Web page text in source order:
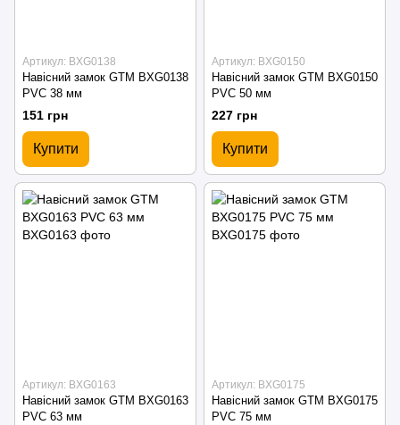
Артикул: BXG0138
Навісний замок GTM BXG0138
PVC 38 мм
151 грн
Купити
Артикул: BXG0150
Навісний замок GTM BXG0150
PVC 50 мм
227 грн
Купити
Артикул: BXG0163
Навісний замок GTM BXG0163
PVC 63 мм
Артикул: BXG0175
Навісний замок GTM BXG0175
PVC 75 мм